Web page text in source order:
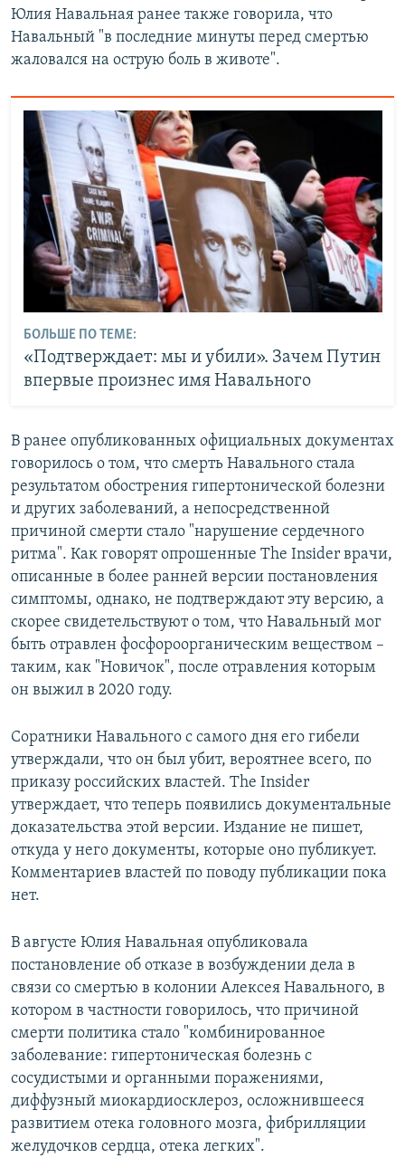
Юлия Навальная ранее также говорила, что
Навальный "в последние минуты перед смертью
жаловался на острую боль в животе".
БОЛЬШЕ ПО ТЕМЕ:
«Подтверждает: мы и убили». Зачем Путин
впервые произнес имя Навального
В ранее опубликованных официальных документах
говорилось о том, что смерть Навального стала
результатом обострения гипертонической болезни
и других заболеваний, а непосредственной
причиной смерти стало "нарушение сердечного
ритма". Как говорят опрошенные The Insider врачи,
описанные в более ранней версии постановления
симптомы, однако, не подтверждают эту версию, а
скорее свидетельствуют о том, что Навальный мог
быть отравлен фосфороорганическим веществом –
таким, как "Новичок", после отравления которым
он выжил в 2020 году.
Соратники Навального с самого дня его гибели
утверждали, что он был убит, вероятнее всего, по
приказу российских властей. The Insider
утверждает, что теперь появились документальные
доказательства этой версии. Издание не пишет,
откуда у него документы, которые оно публикует.
Комментариев властей по поводу публикации пока
нет.
В августе Юлия Навальная опубликовала
постановление об отказе в возбуждении дела в
связи со смертью в колонии Алексея Навального, в
котором в частности говорилось, что причиной
смерти политика стало "комбинированное
заболевание: гипертоническая болезнь с
сосудистыми и органными поражениями,
диффузный миокардиосклероз, осложнившееся
развитием отека головного мозга, фибрилляции
желудочков сердца, отека легких".